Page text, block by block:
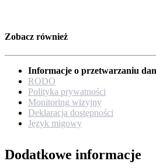
Zobacz również
Informacje o przetwarzaniu
RODO
Polityka prywatności
Monitoring wizyjny
Deklaracja dostępności
Język migowy
Dodatkowe informacje